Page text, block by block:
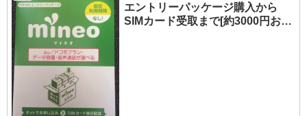
エントリーパッケージ購入から
SIMカード受取まで[約3000円お